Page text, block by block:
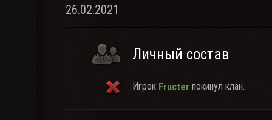
26.02.2021
Личный состав
Игрок Fructer покинул клан.